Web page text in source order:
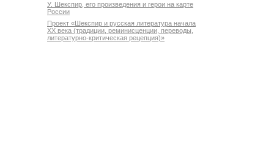
У. Шекспир, его произведения и герои на карте
России
Проект «Шекспир и русская литература начала
XX века (традиции, реминисценции, переводы,
литературно-критическая рецепция)»